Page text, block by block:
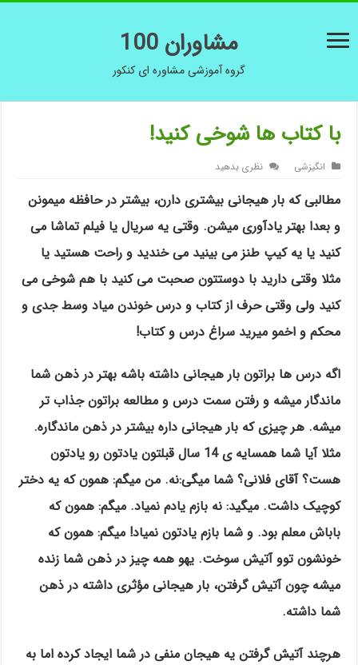
مشاوران 100
گروه آموزشی مشاوره ای کنکور
با کتاب ها شوخی کنید!
انگیزشی نظری بدهید
مطالبی که بار هیجانی بیشتری دارن، بیشتر در حافظه میمونن
و بعدا بهتر یادآوری میشن. وقتی یه سریال یا فیلم تماشا می
کنید یا یه کیپ طنز می بینید می خندید و راحت هستید یا
مثلا وقتی دارید با دوستتون صحبت می کنید با هم شوخی می
کنید ولی وقتی حرف از کتاب و درس خوندن میاد وسط جدی و
محکم و اخمو میرید سراغ درس و کتاب!
اگه درس ها براتون بار هیجانی داشته باشه بهتر در ذهن شما
ماندگار میشه و رفتن سمت درس و مطالعه براتون جذاب تر
میشه. هر چیزی که بار هیجانی داره بیشتر در ذهن ماندگاره.
مثلا آیا شما همسایه ی 14 سال قبلتون یادتون رو یادتون
هست؟ آقای فلانی؟ شما میگی:نه. من میگم: همون که یه دختر
کوچیک داشت. میگید: نه بازم یادم نمیاد. میگم: همون که
باباش معلم بود. و شما بازم یادتون نمیاد! میگم: همون که
خونشون توو آتیش سوخت. یهو همه چیز در ذهن شما زنده
میشه چون آتیش گرفتن، بار هیجانی مؤثری داشته در ذهن
شما داشته.
هرچند آتیش گرفتن یه هیجان منفی در شما ایجاد کرده اما به